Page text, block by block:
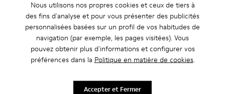
Nous utilisons nos propres cookies et ceux de tiers à
des fins d'analyse et pour vous présenter des publicités
personnalisées basées sur un profil de vos habitudes de
navigation (par exemple, les pages visitées). Vous
pouvez obtenir plus d'informations et configurer vos
préférences dans la Politique en matière de cookies.
Accepter et Fermer
CAMPER HOMME CHAUSSURES CON REWALK CHAUSSURES POUR HOMME
Fin de saison : -10 % supplémentaires